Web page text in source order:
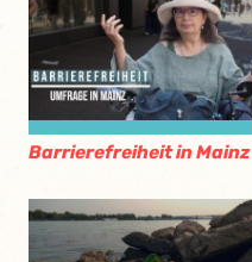
Barrierefreiheit in Mainz